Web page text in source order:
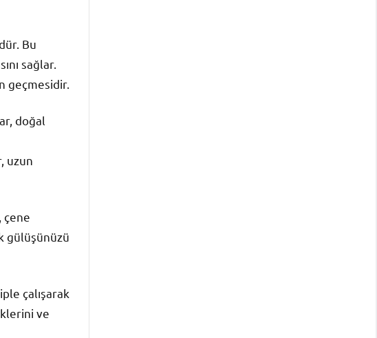
Bu
sağlar.
geçmesidir.
doğal
uzun
çene
gülüşünüzü
çalışarak
ve